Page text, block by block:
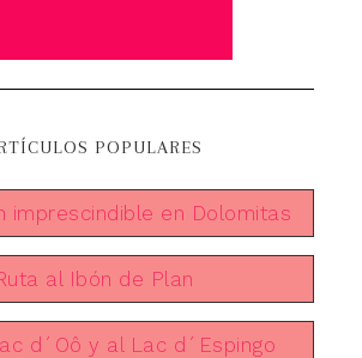
POPULARES
imprescindible en Dolomitas
al Ibón de Plan
d´Oô y al Lac d´Espingo